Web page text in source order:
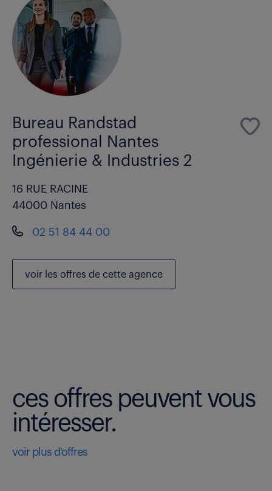
Bureau Randstad
professional Nantes
Ingénierie & Industries 2
16 RUE RACINE
44000 Nantes
02 51 84 44 00
voir les offres de cette agence
ces offres peuvent vous
intéresser.
voir plus d'offres